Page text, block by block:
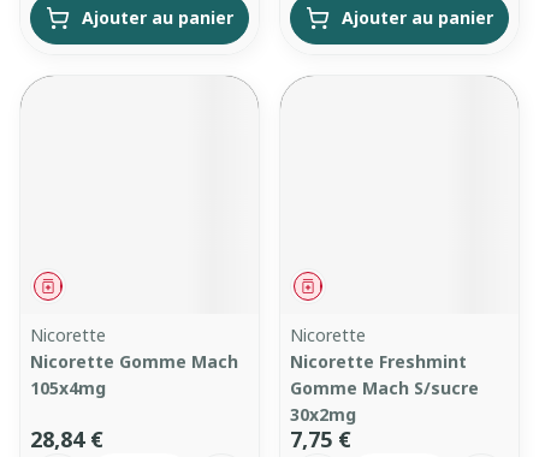
Ajouter au panier Ajouter au panier
Médicament
Nicorette
Nicorette Gomme Mach
105x4mg
28,84 €
Médicament
Nicorette
Nicorette Freshmint
Gomme Mach S/sucre
30x2mg
7,75 €